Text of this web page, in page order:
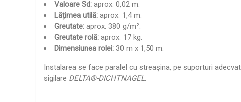
Valoare Sd: aprox. 0,02 m.
Lățimea utilă: aprox. 1,4 m.
Greutate: aprox. 380 g/m².
Greutate rolă: aprox. 17 kg.
Dimensiunea rolei: 30 m x 1,50 m.
Instalarea se face paralel cu streașina, pe suporturi
sigilare DELTA®-DICHTNAGEL.